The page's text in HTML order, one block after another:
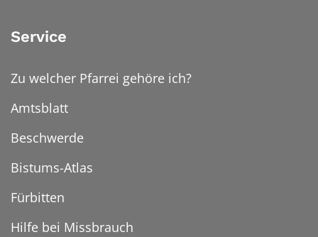
Service
Zu welcher Pfarrei gehöre ich?
Amtsblatt
Beschwerde
Bistums-Atlas
Fürbitten
Hilfe bei Missbrauch